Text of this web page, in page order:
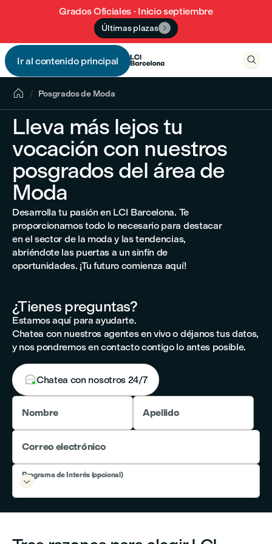
Grados Oficiales · Inicio septiembre
Últimas plazas 
Ir al contenido principal
 
 Posgrados de Moda
Lleva más lejos tu
vocación con nuestros
posgrados del área de
Moda
Desarrolla tu pasión en LCI Barcelona. Te
proporcionamos todo lo necesario para destacar
en el sector de la moda y las tendencias,
abriéndote las puertas a un sinfín de
oportunidades. ¡Tu futuro comienza aquí!
¿Tienes preguntas?
Estamos aquí para ayudarte.
Chatea con nuestros agentes en vivo o déjanos tus datos,
y nos pondremos en contacto contigo lo antes posible.
Chatea con nosotros 24/7
Nombre Apellido
Correo electrónico
Programa de Interés (opcional)
